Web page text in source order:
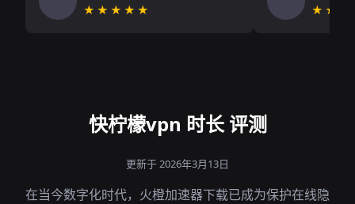
★★★★★
快柠檬vpn 时长 评测
更新于 2026年3月13日
在当今数字化时代，火橙加速器下载已成为保护在线隐